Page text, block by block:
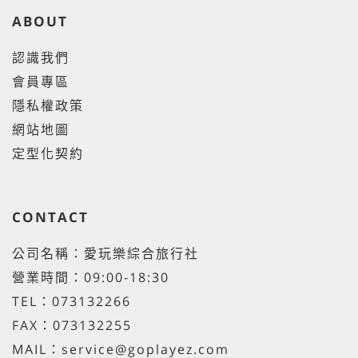
ABOUT
認識我們
會員專區
隱私權政策
網站地圖
定型化契約
CONTACT
公司名稱：愛玩樂綜合旅行社
營業時間：09:00-18:30
TEL：073132266
FAX：073132255
MAIL：service@goplayez.com